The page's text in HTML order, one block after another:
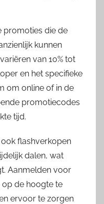
promoties die de
kunnen
van 10% tot
en het specifieke
om online of in de
promotiecodes
tijd.
flashverkopen
dalen, wat
Aanmelden voor
op de hoogte te
ervoor te zorgen